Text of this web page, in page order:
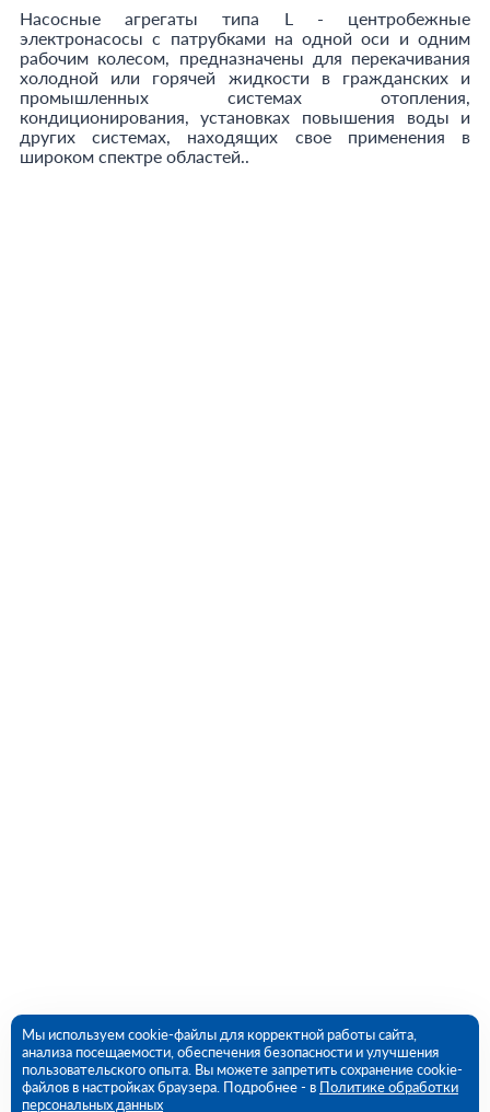
Насосные агрегаты типа L - центробежные
электронасосы с патрубками на одной оси и одним
рабочим колесом, предназначены для перекачивания
холодной или горячей жидкости в гражданских и
промышленных системах отопления,
кондиционирования, установках повышения воды и
других системах, находящих свое применения в
широком спектре областей..
Мы используем cookie-файлы для корректной работы сайта,
анализа посещаемости, обеспечения безопасности и улучшения
пользовательского опыта. Вы можете запретить сохранение cookie-
файлов в настройках браузера. Подробнее - в Политике обработки
персональных данных